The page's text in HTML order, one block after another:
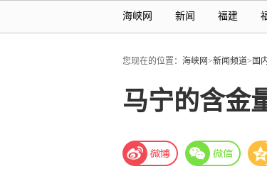
海峡网 新闻 福建
您现在的位置： 海峡网>新闻频道> 国
马宁的含金